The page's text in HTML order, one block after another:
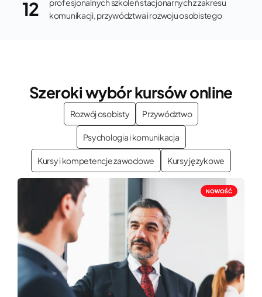
12
profesjonalnych szkoleń stacjonarnych z zakresu
komunikacji, przywództwa i rozwoju osobistego
Szeroki wybór kursów online
Rozwój osobisty Przywództwo
Psychologia i komunikacja
Kursy i kompetencje zawodowe Kursy językowe
NOWOŚĆ